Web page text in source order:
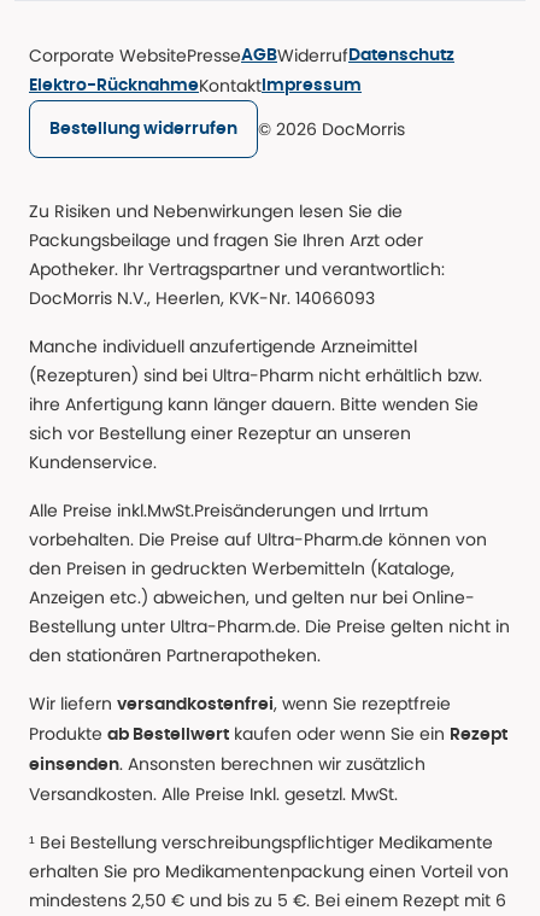
Corporate WebsitePresseAGBWiderruf Datenschutz
Elektro-RücknahmeKontakt Impressum
Bestellung widerrufen © 2026 DocMorris
Zu Risiken und Nebenwirkungen lesen Sie die
Packungsbeilage und fragen Sie Ihren Arzt oder
Apotheker. Ihr Vertragspartner und verantwortlich:
DocMorris N.V., Heerlen, KVK-Nr. 14066093
Manche individuell anzufertigende Arzneimittel
(Rezepturen) sind bei Ultra-Pharm nicht erhältlich bzw.
ihre Anfertigung kann länger dauern. Bitte wenden Sie
sich vor Bestellung einer Rezeptur an unseren
Kundenservice.
Alle Preise inkl.MwSt.Preisänderungen und Irrtum
vorbehalten. Die Preise auf Ultra-Pharm.de können von
den Preisen in gedruckten Werbemitteln (Kataloge,
Anzeigen etc.) abweichen, und gelten nur bei Online-
Bestellung unter Ultra-Pharm.de. Die Preise gelten nicht in
den stationären Partnerapotheken.
Wir liefern versandkostenfrei, wenn Sie rezeptfreie
Produkte ab Bestellwert kaufen oder wenn Sie ein Rezept
einsenden. Ansonsten berechnen wir zusätzlich
Versandkosten. Alle Preise Inkl. gesetzl. MwSt.
¹ Bei Bestellung verschreibungspflichtiger Medikamente
erhalten Sie pro Medikamentenpackung einen Vorteil von
mindestens 2,50 € und bis zu 5 €. Bei einem Rezept mit 6